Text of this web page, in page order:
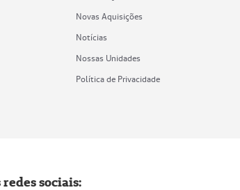
Novas Aquisições
Notícias
Nossas Unidades
Política de Privacidade
redes sociais: